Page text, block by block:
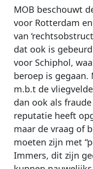
MOB beschouwt
voor Rotterdam
van
dat ook is
voor Schiphol,
beroep is gegaan.
m.b.t de
dan ook als
reputatie heeft
maar de vraag of
moeten zijn met
Immers, dit zijn